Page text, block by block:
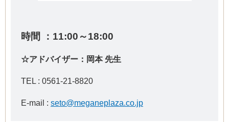
時間 ：11:00～18:00
☆アドバイザー：岡本 先生
TEL : 0561-21-8820
E-mail : seto@meganeplaza.co.jp